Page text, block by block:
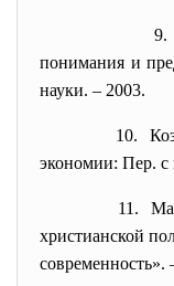
понимания и
науки. – 2003.
10.
экономии: Пер. с
11.
христианской
современность».